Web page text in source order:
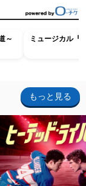
～ ミュージカル『
もっと見る